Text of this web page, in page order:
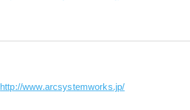
http://www.arcsystemworks.jp/